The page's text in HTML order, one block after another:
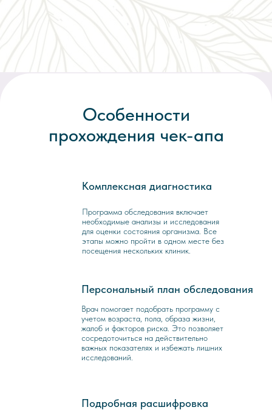
Особенности
прохождения чек-апа
Подробная расшифровка
Врач помогает подобрать программу с
учетом возраста, пола, образа жизни,
жалоб и факторов риска. Это позволяет
сосредоточиться на действительно
важных показателях и избежать лишних
исследований.
Персональный план обследования
Комплексная диагностика
Программа обследования включает
необходимые анализы и исследования
для оценки состояния организма. Все
этапы можно пройти в одном месте без
посещения нескольких клиник.